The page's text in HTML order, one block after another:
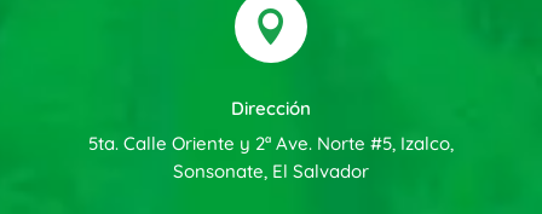

Dirección
5ta. Calle Oriente y 2ª Ave. Norte #5, Izalco,
Sonsonate, El Salvador